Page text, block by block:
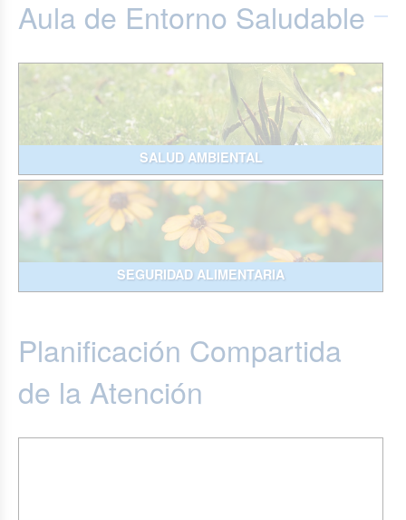
Aula de Entorno Saludable
SALUD AMBIENTAL
SEGURIDAD ALIMENTARIA
Planificación Compartida
de la Atención